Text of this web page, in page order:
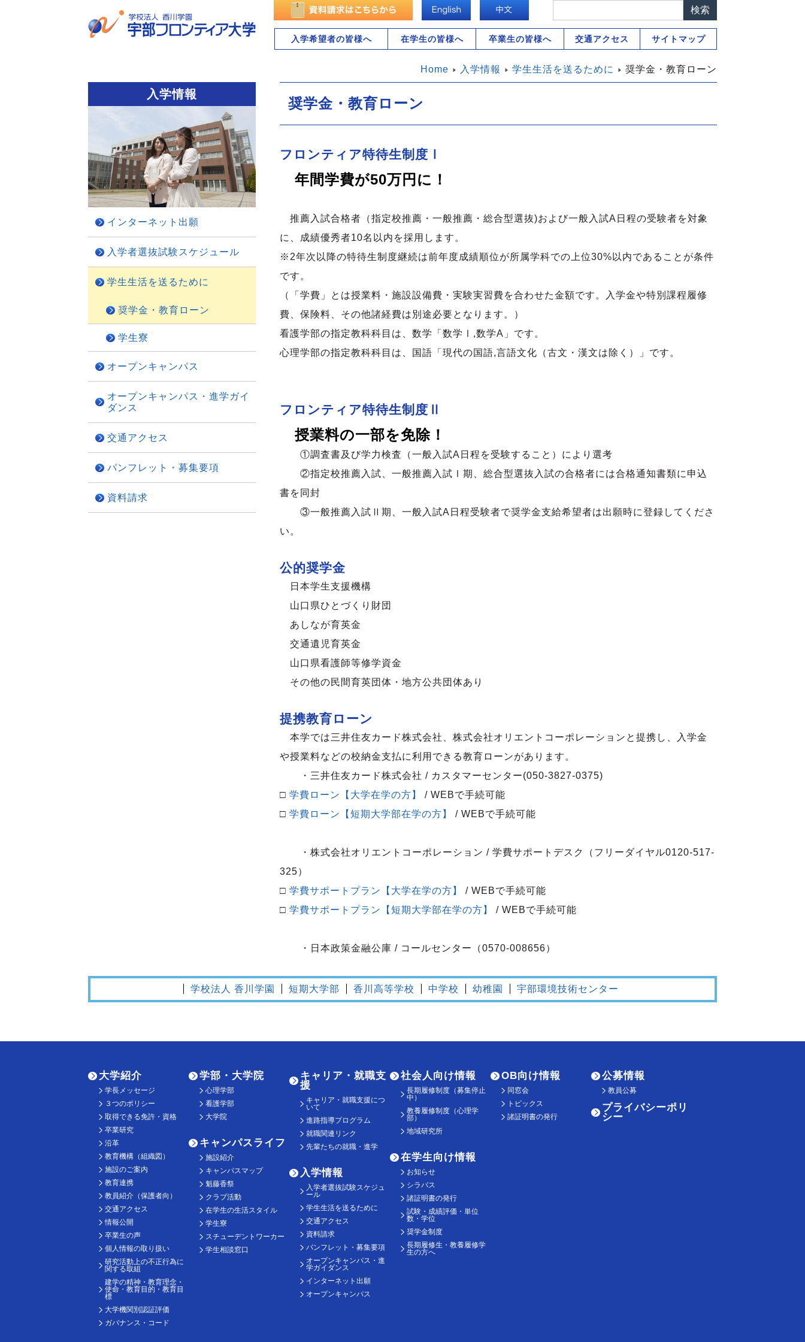
入学希望者の皆様へ 在学生の皆様へ 卒業生の皆様へ 交通アクセス サイトマップ
Home 入学情報 学生生活を送るために 奨学金・教育ローン
奨学金・教育ローン
フロンティア特待生制度Ⅰ
年間学費が50万円に！
推薦入試合格者（指定校推薦・一般推薦・総合型選抜)および一般入試A日程の受験者を対象
に、成績優秀者10名以内を採用します。
※2年次以降の特待生制度継続は前年度成績順位が所属学科での上位30%以内であることが条件
です。
（「学費」とは授業料・施設設備費・実験実習費を合わせた金額です。入学金や特別課程履修
費、保険料、その他諸経費は別途必要となります。）
看護学部の指定教科科目は、数学「数学Ⅰ,数学A」です。
心理学部の指定教科科目は、国語「現代の国語,言語文化（古文・漢文は除く）」です。
フロンティア特待生制度Ⅱ
授業料の一部を免除！
①調査書及び学力検査（一般入試A日程を受験すること）により選考
②指定校推薦入試、一般推薦入試Ⅰ期、総合型選抜入試の合格者には合格通知書類に申込
書を同封
③一般推薦入試Ⅱ期、一般入試A日程受験者で奨学金支給希望者は出願時に登録してくださ
い。
公的奨学金
日本学生支援機構
山口県ひとづくり財団
あしなが育英金
交通遺児育英金
山口県看護師等修学資金
その他の民間育英団体・地方公共団体あり
提携教育ローン
本学では三井住友カード株式会社、株式会社オリエントコーポレーションと提携し、入学金
や授業料などの校納金支払に利用できる教育ローンがあります。
・三井住友カード株式会社 / カスタマーセンター(050-3827-0375)
□ 学費ローン【大学在学の方】
/ WEBで手続可能
□ 学費ローン【短期大学部在学の方】 / WEBで手続可能
・株式会社オリエントコーポレーション / 学費サポートデスク（フリーダイヤル0120-517-
325）
□ 学費サポートプラン【大学在学の方】
/ WEBで手続可能
□ 学費サポートプラン【短期大学部在学の方】 / WEBで手続可能
・日本政策金融公庫 / コールセンター（0570-008656）
入学情報
インターネット出願
入学者選抜試験スケジュール
学生生活を送るために
奨学金・教育ローン
学生寮
オープンキャンパス
オープンキャンパス・進学ガイ
ダンス
交通アクセス
パンフレット・募集要項
資料請求
学校法人 香川学園 短期大学部 香川高等学校 中学校 幼稚園 宇部環境技術センター
大学紹介
学長メッセージ
３つのポリシー
取得できる免許・資格
卒業研究
沿革
教育機構（組織図）
施設のご案内
教育連携
教員紹介（保護者向）
交通アクセス
情報公開
卒業生の声
個人情報の取り扱い
研究活動上の不正行為に
関する取組
建学の精神・教育理念・
使命・教育目的・教育目
標
大学機関別認証評価
ガバナンス・コード
学部・大学院
心理学部
看護学部
大学院
キャンパスライフ
施設紹介
キャンパスマップ
魁藤香祭
クラブ活動
在学生の生活スタイル
学生寮
スチューデントワーカー
学生相談窓口
キャリア・就職支
援
キャリア・就職支援につ
いて
進路指導プログラム
就職関連リンク
先輩たちの就職・進学
入学情報
入学者選抜試験スケジュ
ール
学生生活を送るために
交通アクセス
資料請求
パンフレット・募集要項
オープンキャンパス・進
学ガイダンス
インターネット出願
オープンキャンパス
社会人向け情報
長期履修制度（募集停止
中）
教養履修制度（心理学
部）
地域研究所
在学生向け情報
お知らせ
シラバス
諸証明書の発行
試験・成績評価・単位
数・学位
奨学金制度
長期履修生・教養履修学
生の方へ
OB向け情報
同窓会
トピックス
諸証明書の発行
公募情報
教員公募
プライバシーポリ
シー